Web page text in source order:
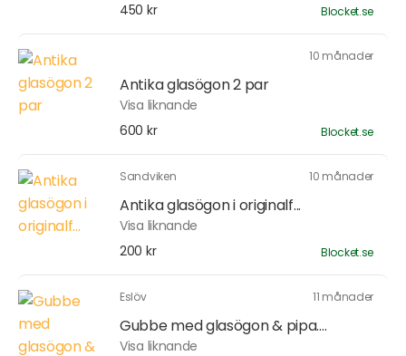
450 kr
Blocket.se
10 månader
Antika glasögon 2 par
Visa liknande
600 kr
Blocket.se
Sandviken 10 månader
Antika glasögon i originalf...
Visa liknande
200 kr
Blocket.se
Eslöv 11 månader
Gubbe med glasögon & pipa....
Visa liknande